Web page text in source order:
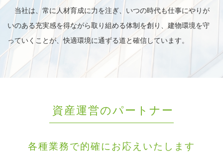
当社は、常に人材育成に力を注ぎ、いつの時代も仕事にやりが
いのある充実感を得ながら取り組める体制を創り、建物環境を守
っていくことが、快適環境に通ずる道と確信しています。
資産運営のパートナー
各種業務で的確にお応えいたします